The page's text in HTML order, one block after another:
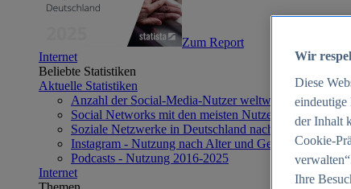
Zum Report
Internet
Beliebte Statistiken
Aktuelle Statistiken
Anzahl der Social-Media-Nutzer weltweit 2012-2025
Social Networks mit den meisten Nutzern weltweit 2025
Soziale Netzwerke in Deutschland nach Generationen
Instagram - Nutzung nach Alter und Geschlecht in
Podcasts - Nutzung 2016-2025
Internet
Wir
Diese
eindeutige
der Inhalt
Cookie-
Ihre